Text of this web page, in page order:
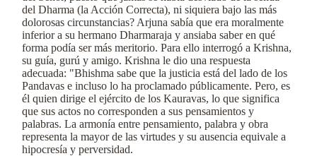
del Dharma (la Acción Correcta), ni siquiera bajo las más
dolorosas circunstancias? Arjuna sabía que era moralmente
inferior a su hermano Dharmaraja y ansiaba saber en qué
forma podía ser más meritorio. Para ello interrogó a Krishna,
su guía, gurú y amigo. Krishna le dio una respuesta
adecuada: "Bhishma sabe que la justicia está del lado de los
Pandavas e incluso lo ha proclamado públicamente. Pero, es
él quien dirige el ejército de los Kauravas, lo que significa
que sus actos no corresponden a sus pensamientos y
palabras. La armonía entre pensamiento, palabra y obra
representa la mayor de las virtudes y su ausencia equivale a
hipocresía y perversidad.